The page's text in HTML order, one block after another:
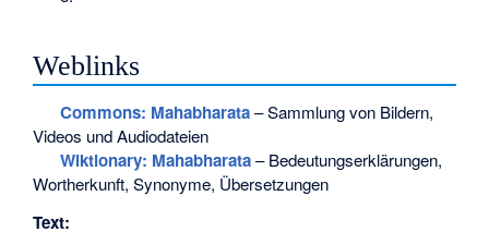
Weblinks
Commons: Mahabharata– Sammlung von Bildern,
Videos und Audiodateien
Wiktionary: Mahabharata– Bedeutungserklärungen,
Wortherkunft, Synonyme, Übersetzungen
Text: